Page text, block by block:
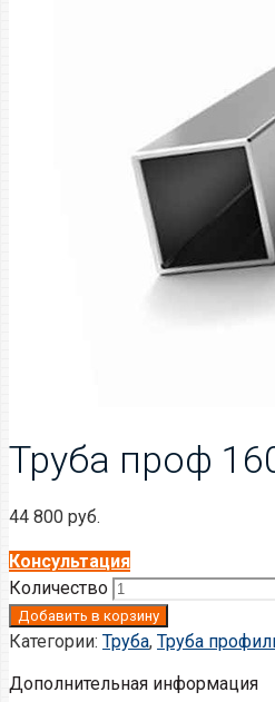
Труба проф
44 800 руб.
Консультация
Количество
Добавить в корзину
Категории: Труба, Труба
Дополнительная информация